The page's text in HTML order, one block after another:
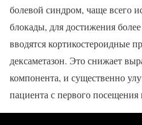
болевой синдром, чаще всего
блокады, для достижения
вводятся кортикостероидные
дексаметазон. Это снижает
компонента, и существенно
пациента с первого посещения